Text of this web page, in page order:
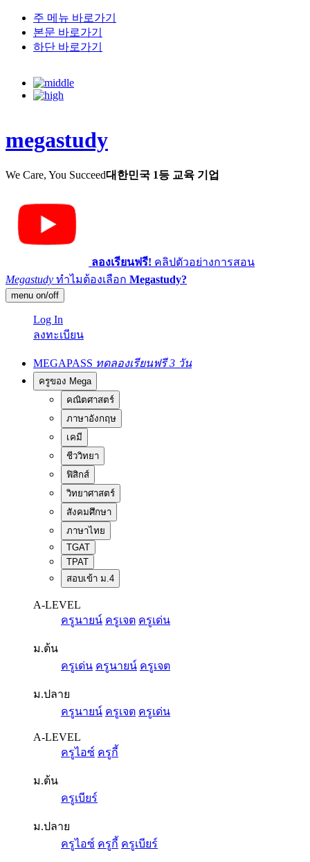
주 메뉴 바로가기
본문 바로가기
하단 바로가기
megastudy
We Care, You Succeed대한민국 1등 교육 기업
ลองเรียนฟรี! คลิปตัวอย่างการสอน
Megastudy ทำไมต้องเลือก Megastudy?
menu on/off
Log In
ลงทะเบียน
MEGAPASS ทดลองเรียนฟรี 3 วัน
ครูของ Mega
คณิตศาสตร์
ภาษาอังกฤษ
เคมี
ชีววิทยา
ฟิสิกส์
วิทยาศาสตร์
สังคมศึกษา
ภาษาไทย
TGAT
TPAT
สอบเข้า ม.4
A-LEVEL
ครูนายน์ ครูเจต ครูเด่น
ม.ต้น
ครูเด่น ครูนายน์ ครูเจต
ม.ปลาย
ครูนายน์ ครูเจต ครูเด่น
A-LEVEL
ครูไอซ์ ครูกี้
ม.ต้น
ครูเบียร์
ม.ปลาย
ครูไอซ์ ครูกี้ ครูเบียร์